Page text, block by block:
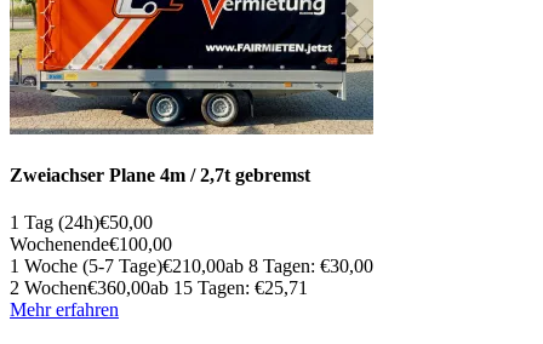
Zweiachser Plane 4m / 2,7t gebremst
1 Tag (24h)€50,00
Wochenende€100,00
1 Woche (5-7 Tage)€210,00ab 8 Tagen: €30,00
2 Wochen€360,00ab 15 Tagen: €25,71
Mehr erfahren